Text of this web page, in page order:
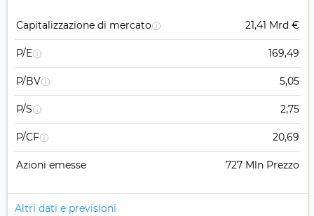
Capitalizzazione di mercato 21,41 Mrd €
P/E 169,49
P/BV 5,05
P/S 2,75
P/CF 20,69
Azioni emesse 727 Mln Prezzo
Altri dati e previsioni